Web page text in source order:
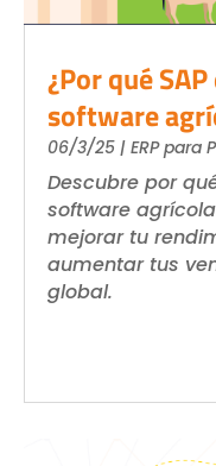
¿Por qué
software
06/3/25 | ERP para
Descubre por
software
mejorar tu
aumentar tus
global.